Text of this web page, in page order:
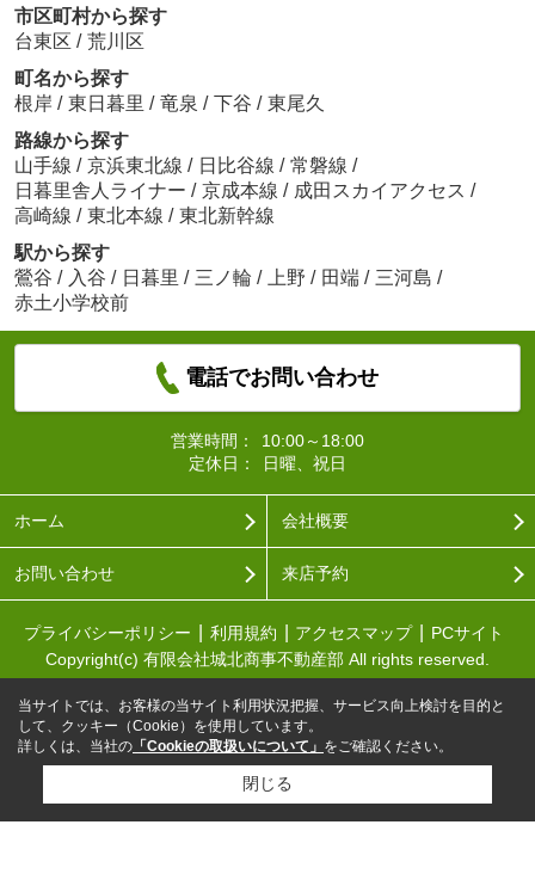
市区町村から探す
台東区 / 荒川区
町名から探す
根岸 / 東日暮里 / 竜泉 / 下谷 / 東尾久
路線から探す
山手線 / 京浜東北線 / 日比谷線 / 常磐線 /
日暮里舎人ライナー / 京成本線 / 成田スカイアクセス /
高崎線 / 東北本線 / 東北新幹線
駅から探す
鶯谷 / 入谷 / 日暮里 / 三ノ輪 / 上野 / 田端 / 三河島 /
赤土小学校前
電話でお問い合わせ
営業時間：
10:00～18:00
定休日：
日曜、祝日
ホーム 会社概要
お問い合わせ 来店予約
プライバシーポリシー 利用規約 アクセスマップ
PCサイト
Copyright(c) 有限会社城北商事不動産部 All rights reserved.
当サイトでは、お客様の当サイト利用状況把握、サービス向上検討を目的と
して、クッキー（Cookie）を使用しています。
詳しくは、当社の 「Cookieの取扱いについて」 をご確認ください。
閉じる